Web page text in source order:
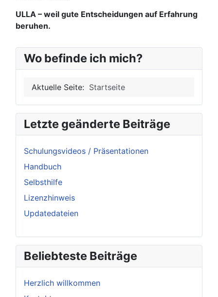
ULLA – weil gute Entscheidungen auf Erfahrung
beruhen.
Wo befinde ich mich?
Aktuelle Seite: Startseite
Letzte geänderte Beiträge
Schulungsvideos / Präsentationen
Handbuch
Selbsthilfe
Lizenzhinweis
Updatedateien
Beliebteste Beiträge
Herzlich willkommen